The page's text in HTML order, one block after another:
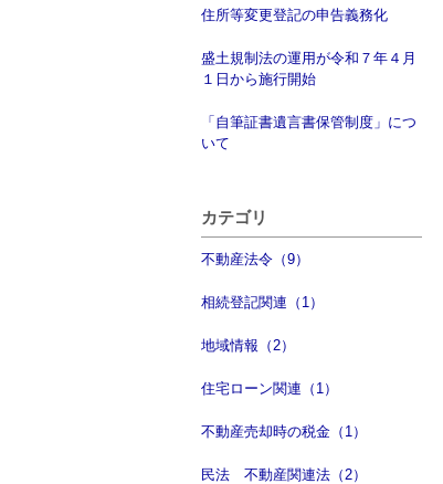
住所等変更登記の申告義務化
盛土規制法の運用が令和７年４月
１日から施行開始
「自筆証書遺言書保管制度」につ
いて
カテゴリ
不動産法令（9）
相続登記関連（1）
地域情報（2）
住宅ローン関連（1）
不動産売却時の税金（1）
民法 不動産関連法（2）